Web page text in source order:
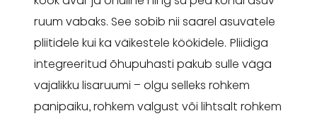
ruum vabaks. See sobib nii saarel asuvatele
pliitidele kui ka väikestele köökidele. Pliidiga
integreeritud õhupuhasti pakub sulle väga
vajalikku lisaruumi – olgu selleks rohkem
panipaiku, rohkem valgust või lihtsalt rohkem